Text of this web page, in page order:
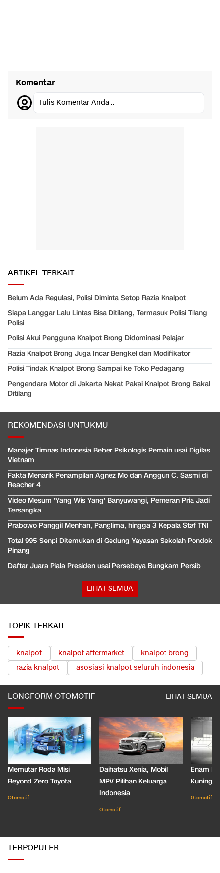
Komentar
Tulis Komentar Anda...
ARTIKEL TERKAIT
Belum Ada Regulasi, Polisi Diminta Setop Razia Knalpot
Siapa Langgar Lalu Lintas Bisa Ditilang, Termasuk Polisi Tilang
Polisi
Polisi Akui Pengguna Knalpot Brong Didominasi Pelajar
Razia Knalpot Brong Juga Incar Bengkel dan Modifikator
Polisi Tindak Knalpot Brong Sampai ke Toko Pedagang
Pengendara Motor di Jakarta Nekat Pakai Knalpot Brong Bakal
Ditilang
REKOMENDASI UNTUKMU
Manajer Timnas Indonesia Beber Psikologis Pemain usai Digilas
Vietnam
Fakta Menarik Penampilan Agnez Mo dan Anggun C. Sasmi di
Reacher 4
Video Mesum 'Yang Wis Yang' Banyuwangi, Pemeran Pria Jadi
Tersangka
Prabowo Panggil Menhan, Panglima, hingga 3 Kepala Staf TNI
Total 995 Senpi Ditemukan di Gedung Yayasan Sekolah Pondok
Pinang
Daftar Juara Piala Presiden usai Persebaya Bungkam Persib
LIHAT SEMUA
TOPIK TERKAIT
knalpot knalpot aftermarket
knalpot brong
razia knalpot
asosiasi knalpot seluruh indonesia
LONGFORM OTOMOTIF LIHAT SEMUA
Memutar Roda Misi
Beyond Zero Toyota
Otomotif
Daihatsu Xenia, Mobil
MPV Pilihan Keluarga
Indonesia
Otomotif
Enam
Kuning
Otomotif
TERPOPULER